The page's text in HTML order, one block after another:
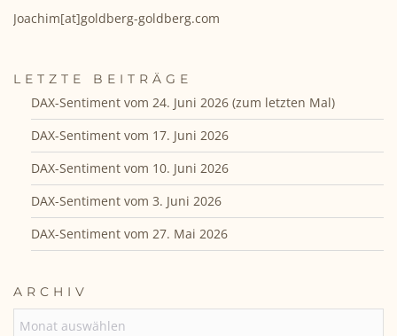
Joachim[at]goldberg-goldberg.com
LETZTE BEITRÄGE
DAX-Sentiment vom 24. Juni 2026 (zum letzten Mal)
DAX-Sentiment vom 17. Juni 2026
DAX-Sentiment vom 10. Juni 2026
DAX-Sentiment vom 3. Juni 2026
DAX-Sentiment vom 27. Mai 2026
ARCHIV